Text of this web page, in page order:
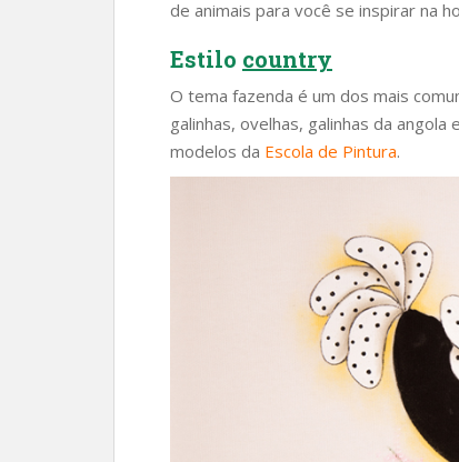
de animais para você se inspirar na
Estilo country
O tema fazenda é um dos mais
galinhas, ovelhas, galinhas da
modelos da Escola de Pintura.